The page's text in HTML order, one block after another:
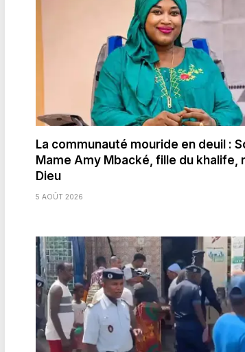
La communauté mouride en deuil :
Mame Amy Mbacké, fille du khalife,
Dieu
5 AOÛT 2026